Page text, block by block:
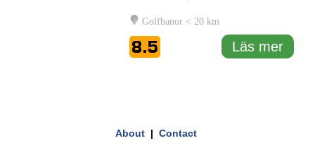
avslappnade atmosfär erbjuder Wirth z´
Moosham en perfekt miljö för en
avkopplande vistelse. Inredningen på
Wirth z´ Moosham är noggrant utvald
för att skapa
Golfbanor < 20 km
8.5 Läs mer
About| Contact